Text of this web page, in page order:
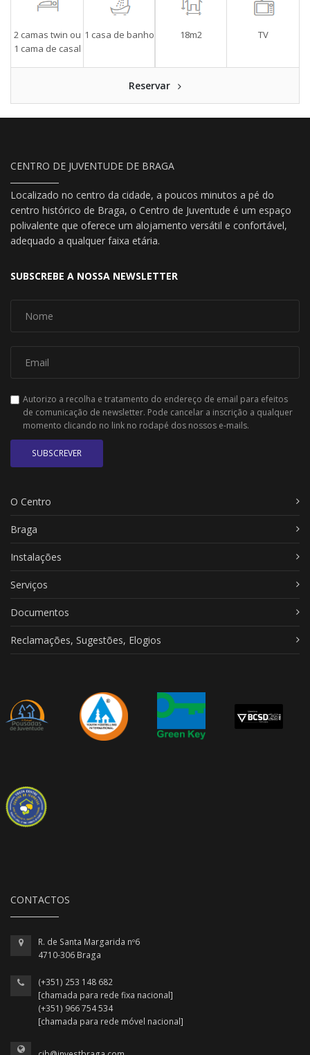
2 camas twin ou
1 cama de casal
1 casa de banho 18m2 TV
Reservar
CENTRO DE JUVENTUDE DE BRAGA
Localizado no centro da cidade, a poucos minutos a pé do
centro histórico de Braga, o Centro de Juventude é um espaço
polivalente que oferece um alojamento versátil e confortável,
adequado a qualquer faixa etária.
SUBSCREBE A NOSSA NEWSLETTER
Autorizo a recolha e tratamento do endereço de email para efeitos
de comunicação de newsletter. Pode cancelar a inscrição a qualquer
momento clicando no link no rodapé dos nossos e-mails.
SUBSCREVER
O Centro
Braga
Instalações
Serviços
Documentos
Reclamações, Sugestões, Elogios
CONTACTOS
R. de Santa Margarida nº6
4710-306 Braga
(+351) 253 148 682
[chamada para rede fixa nacional]
(+351) 966 754 534
[chamada para rede móvel nacional]